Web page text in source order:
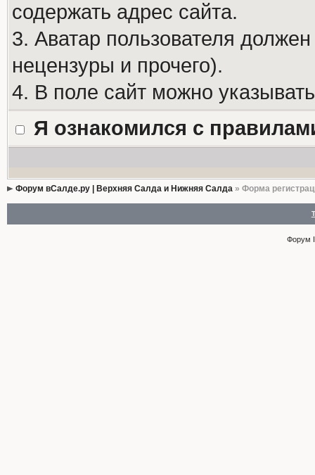
содержать адрес сайта.
3. Аватар пользователя
нецензуры и прочего).
4. В поле сайт можно
Я ознакомился с
Форум вСалде.ру | Верхняя Салда и Нижняя Салда» Форма
Форум